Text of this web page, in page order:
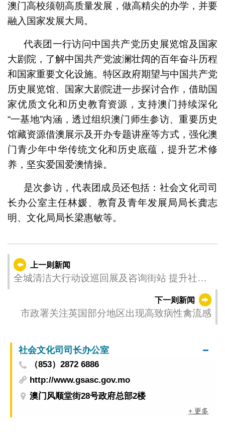
澳门高校须朝高质量发展，做高精尖的办学，并要
融入国家发展大局。
代表团一行访问中国共产党历史展览馆及国家
大剧院，了解中国共产党波澜壮阔的百年奋斗历程
和国家重要文化设施。特区政府期望与中国共产党
历史展览馆、国家大剧院进一步探讨合作，借助国
家优质文化和历史教育资源，支持澳门持续深化
“一基地”内涵，透过组织澳门师生参访、重要历史
馆藏资源借澳展示及开办专题讲座等方式，强化澳
门青少年中华传统文化和历史底蕴，提升艺术修
养，坚实爱国爱澳情操。
是次参访，代表团成员还包括：社会文化司司
长办公室主任林媛、教育及青年发展局局长龚志
明、文化局局长梁惠敏等。
上一则新闻
全城清洁大行动设巡回展及咨询街站 提升社会
下一则新闻
市政署关注英国部分地区出现高致病性禽流感
社会文化司司长办公室
（853）2872 6886
http://www.gsasc.gov.mo
澳门风顺堂街28号政府总部2楼
+ 更多